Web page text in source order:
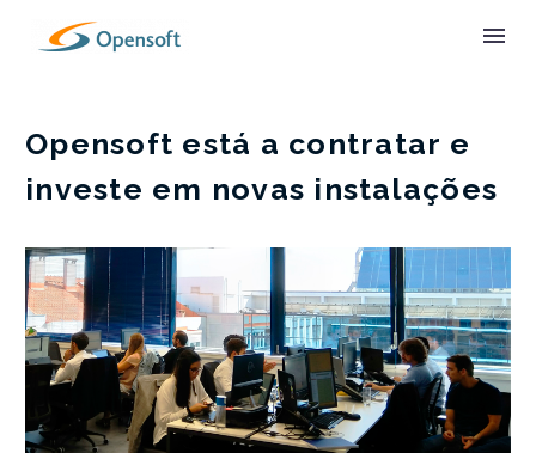
Opensoft está a contratar e
investe em novas instalações